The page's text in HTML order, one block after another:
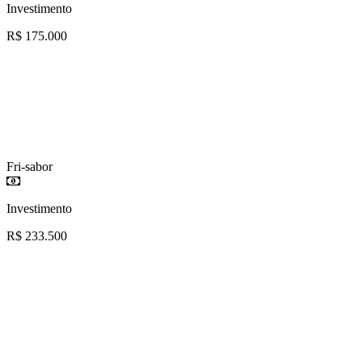
Investimento
R$ 175.000
Fri-sabor
Investimento
R$ 233.500